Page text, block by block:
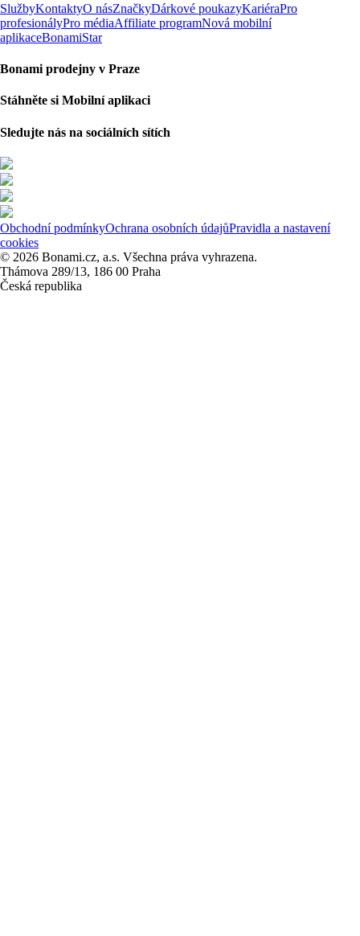
SlužbyKontaktyO násZnačkyDárkové poukazyKariéraPro
profesionályPro médiaAffiliate programNová mobilní
aplikaceBonamiStar
Bonami prodejny v Praze
Stáhněte si Mobilní aplikaci
Sledujte nás na sociálních sítích
Obchodní podmínkyOchrana osobních údajůPravidla a nastavení
cookies
© 2026 Bonami.cz, a.s. Všechna práva vyhrazena.
Thámova 289/13, 186 00 Praha
Česká republika